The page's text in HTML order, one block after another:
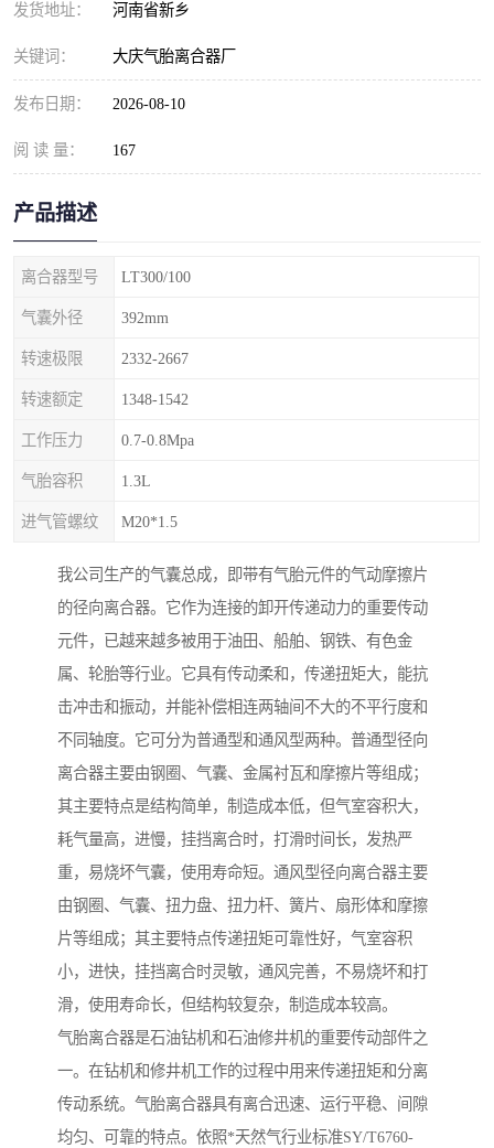
发货地址： 河南省新乡
关键词： 大庆气胎离合器厂
发布日期： 2026-08-10
阅 读 量： 167
产品描述
离合器型号 LT300/100
气囊外径 392mm
转速极限 2332-2667
转速额定 1348-1542
工作压力 0.7-0.8Mpa
气胎容积 1.3L
进气管螺纹 M20*1.5
我公司生产的气囊总成，即带有气胎元件的气动摩擦片
的径向离合器。它作为连接的卸开传递动力的重要传动
元件，已越来越多被用于油田、船舶、钢铁、有色金
属、轮胎等行业。它具有传动柔和，传递扭矩大，能抗
击冲击和振动，并能补偿相连两轴间不大的不平行度和
不同轴度。它可分为普通型和通风型两种。普通型径向
离合器主要由钢圈、气囊、金属衬瓦和摩擦片等组成；
其主要特点是结构简单，制造成本低，但气室容积大，
耗气量高，进慢，挂挡离合时，打滑时间长，发热严
重，易烧坏气囊，使用寿命短。通风型径向离合器主要
由钢圈、气囊、扭力盘、扭力杆、簧片、扇形体和摩擦
片等组成；其主要特点传递扭矩可靠性好，气室容积
小，进快，挂挡离合时灵敏，通风完善，不易烧坏和打
滑，使用寿命长，但结构较复杂，制造成本较高。
气胎离合器是石油钻机和石油修井机的重要传动部件之
一。在钻机和修井机工作的过程中用来传递扭矩和分离
传动系统。气胎离合器具有离合迅速、运行平稳、间隙
均匀、可靠的特点。依照*天然气行业标准SY/T6760-